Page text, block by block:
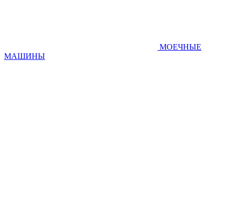
МОЕЧНЫЕ
МАШИНЫ